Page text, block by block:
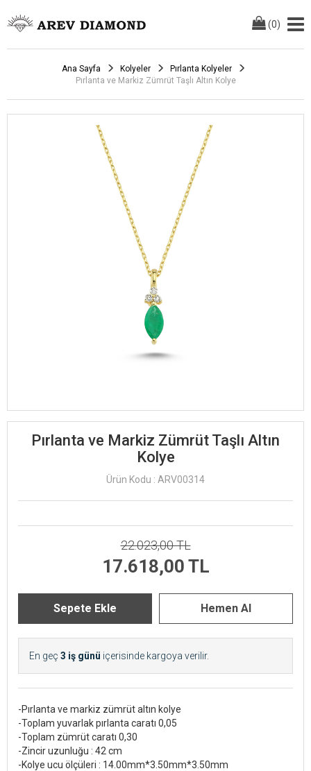
(0)
Ana Sayfa Kolyeler
Pırlanta Kolyeler
Pırlanta ve Markiz Zümrüt Taşlı Altın Kolye
Pırlanta ve Markiz Zümrüt Taşlı Altın
Kolye
Ürün Kodu : ARV00314
22.023,00 TL
17.618,00 TL
En geç 3 iş günü içerisinde kargoya verilir.
-Pırlanta ve markiz zümrüt altın kolye
-Toplam yuvarlak pırlanta caratı 0,05
-Toplam zümrüt caratı 0,30
-Zincir uzunluğu : 42 cm
-Kolye ucu ölçüleri : 14.00mm*3.50mm*3.50mm